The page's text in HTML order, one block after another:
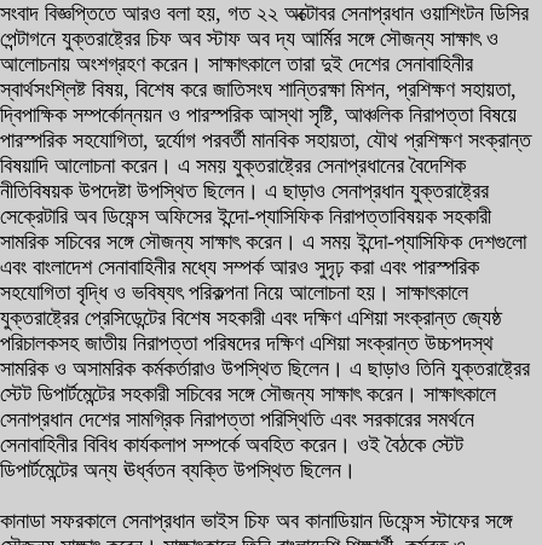
সংবাদ বিজ্ঞপ্তিতে আরও বলা হয়, গত ২২ অক্টোবর সেনাপ্রধান ওয়াশিংটন ডিসির
পেন্টাগনে যুক্তরাষ্ট্রের চিফ অব স্টাফ অব দ্য আর্মির সঙ্গে সৌজন্য সাক্ষাৎ ও
আলোচনায় অংশগ্রহণ করেন। সাক্ষাৎকালে তারা দুই দেশের সেনাবাহিনীর
স্বার্থসংশ্লিষ্ট বিষয়, বিশেষ করে জাতিসংঘ শান্তিরক্ষা মিশন, প্রশিক্ষণ সহায়তা,
দ্বিপাক্ষিক সম্পর্কোন্নয়ন ও পারস্পরিক আস্থা সৃষ্টি, আঞ্চলিক নিরাপত্তা বিষয়ে
পারস্পরিক সহযোগিতা, দুর্যোগ পরবর্তী মানবিক সহায়তা, যৌথ প্রশিক্ষণ সংক্রান্ত
বিষয়াদি আলোচনা করেন। এ সময় যুক্তরাষ্ট্রের সেনাপ্রধানের বৈদেশিক
নীতিবিষয়ক উপদেষ্টা উপস্থিত ছিলেন। এ ছাড়াও সেনাপ্রধান যুক্তরাষ্ট্রের
সেক্রেটারি অব ডিফেন্স অফিসের ইন্দো-প্যাসিফিক নিরাপত্তাবিষয়ক সহকারী
সামরিক সচিবের সঙ্গে সৌজন্য সাক্ষাৎ করেন। এ সময় ইন্দো-প্যাসিফিক দেশগুলো
এবং বাংলাদেশ সেনাবাহিনীর মধ্যে সম্পর্ক আরও সুদৃঢ় করা এবং পারস্পরিক
সহযোগিতা বৃদ্ধি ও ভবিষ্যৎ পরিকল্পনা নিয়ে আলোচনা হয়। সাক্ষাৎকালে
যুক্তরাষ্ট্রের প্রেসিডেন্টের বিশেষ সহকারী এবং দক্ষিণ এশিয়া সংক্রান্ত জ্যেষ্ঠ
পরিচালকসহ জাতীয় নিরাপত্তা পরিষদের দক্ষিণ এশিয়া সংক্রান্ত উচ্চপদস্থ
সামরিক ও অসামরিক কর্মকর্তারাও উপস্থিত ছিলেন। এ ছাড়াও তিনি যুক্তরাষ্ট্রের
স্টেট ডিপার্টমেন্টের সহকারী সচিবের সঙ্গে সৌজন্য সাক্ষাৎ করেন। সাক্ষাৎকালে
সেনাপ্রধান দেশের সামগ্রিক নিরাপত্তা পরিস্থিতি এবং সরকারের সমর্থনে
সেনাবাহিনীর বিবিধ কার্যকলাপ সম্পর্কে অবহিত করেন। ওই বৈঠকে স্টেট
ডিপার্টমেন্টের অন্য ঊর্ধ্বতন ব্যক্তি উপস্থিত ছিলেন।
কানাডা সফরকালে সেনাপ্রধান ভাইস চিফ অব কানাডিয়ান ডিফেন্স স্টাফের সঙ্গে